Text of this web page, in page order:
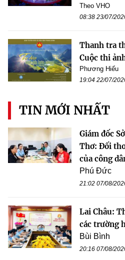
Theo VHO
08:38 23/07/
Thanh tra
Cuộc thi
Phương Hiếu
19:04 22/07/
TIN MỚI NHẤT
Giám đốc
Thơ: Đối
của công
Phú Đức
21:02 07/08/
Lai Châu:
các trường
Bùi Bình
20:16 07/08/